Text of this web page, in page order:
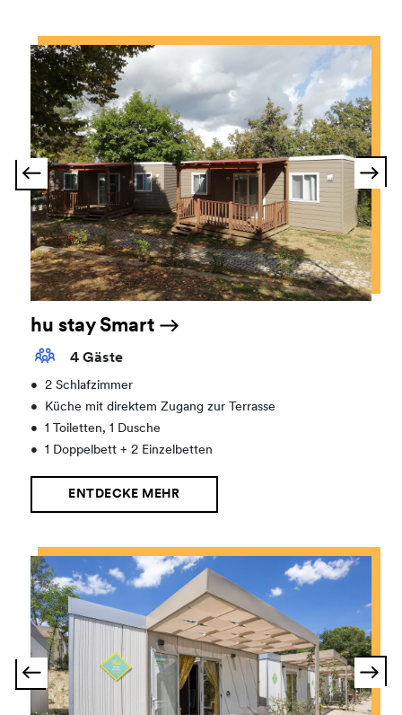
hu stay Smart
4 Gäste
•
2 Schlafzimmer
•
Küche mit direktem Zugang zur Terrasse
•
1 Toiletten, 1 Dusche
•
1 Doppelbett + 2 Einzelbetten
ENTDECKE MEHR